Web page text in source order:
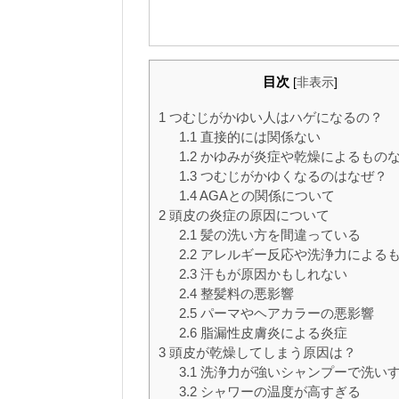
目次 [非表示]
1 つむじがかゆい人はハゲになるの？
1.1 直接的には関係ない
1.2かゆみが炎症や乾燥によるもの
1.3つむじがかゆくなるのはなぜ？
1.4AGAとの関係について
2 頭皮の炎症の原因について
2.1 髪の洗い方を間違っている
2.2アレルギー反応や洗浄力による
2.3汗もが原因かもしれない
2.4整髪料の悪影響
2.5パーマやヘアカラーの悪影響
2.6脂漏性皮膚炎による炎症
3 頭皮が乾燥してしまう原因は？
3.1 洗浄力が強いシャンプーで洗い
3.2シャワーの温度が高すぎる